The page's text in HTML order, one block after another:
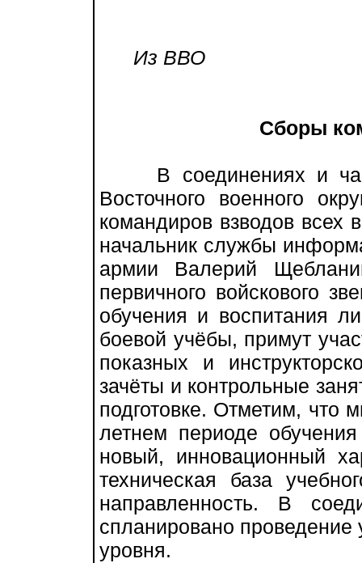
Из ВВО
Сборы
В соединениях и
Восточного военного
командиров взводов всех
начальник службы
армии Валерий
первичного войскового
обучения и воспитания
боевой учёбы, примут
показных и
зачёты и контрольные
подготовке. Отметим, что
летнем периоде
новый, инновационный
техническая база
направленность. В
спланировано проведение
уровня.